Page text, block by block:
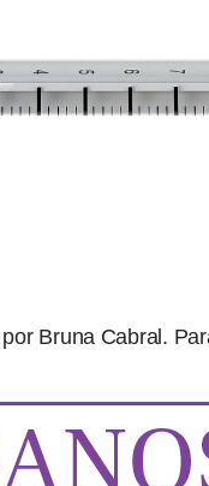
Bruna Cabral.